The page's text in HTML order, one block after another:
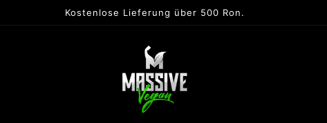
Kostenlose Lieferung über 500 Ron.